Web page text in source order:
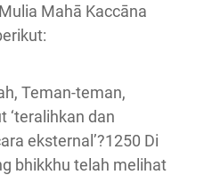
Mahā Kaccāna
Teman-teman,
‘teralihkan dan
eksternal’?1250 Di
bhikkhu telah melihat